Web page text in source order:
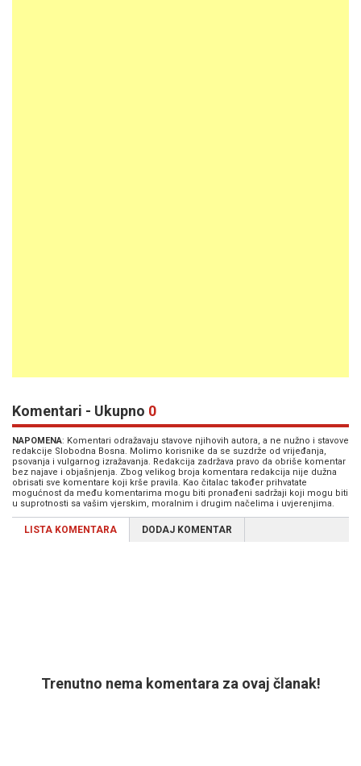
Komentari - Ukupno 0
NAPOMENA: Komentari odražavaju stavove njihovih autora, a ne nužno i stavove
redakcije Slobodna Bosna. Molimo korisnike da se suzdrže od vrijeđanja,
psovanja i vulgarnog izražavanja. Redakcija zadržava pravo da obriše komentar
bez najave i objašnjenja. Zbog velikog broja komentara redakcija nije dužna
obrisati sve komentare koji krše pravila. Kao čitalac također prihvatate
mogućnost da među komentarima mogu biti pronađeni sadržaji koji mogu biti
u suprotnosti sa vašim vjerskim, moralnim i drugim načelima i uvjerenjima.
LISTA KOMENTARA DODAJ KOMENTAR
Trenutno nema komentara za ovaj članak!